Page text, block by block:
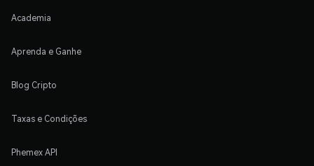
Academia
Aprenda e Ganhe
Blog Cripto
Taxas e Condições
Phemex API